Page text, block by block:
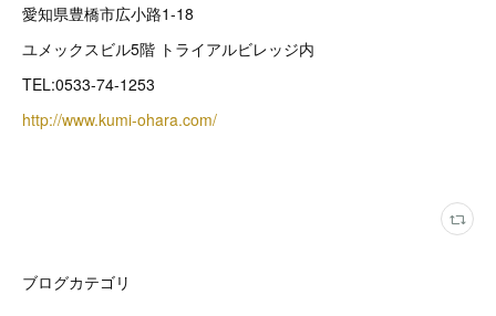
愛知県豊橋市広小路1-18
ユメックスビル5階 トライアルビレッジ内
TEL:0533-74-1253
http://www.kumi-ohara.com/
ブログカテゴリ